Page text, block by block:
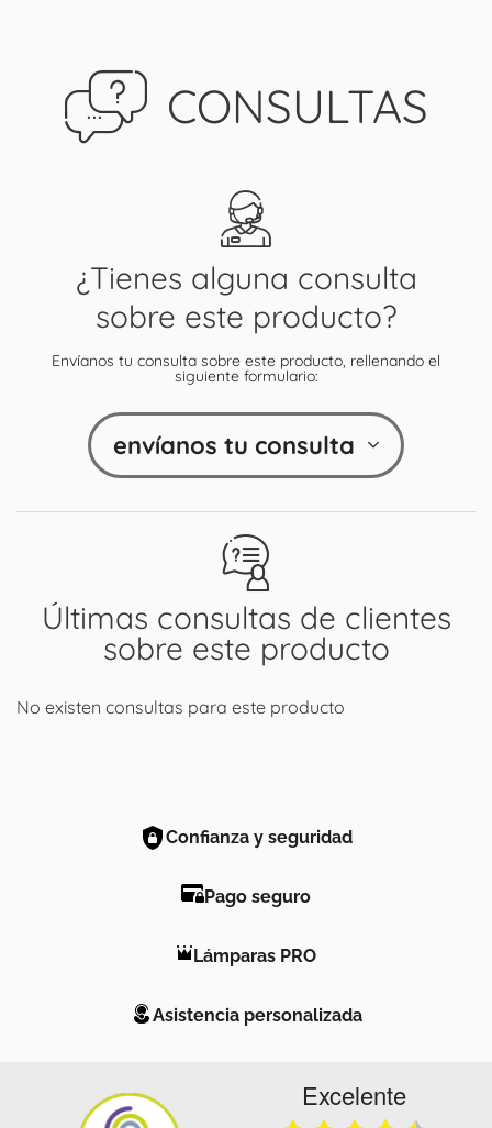
CONSULTAS
Últimas consultas de clientes
sobre este producto
No existen consultas para este producto
¿Tienes alguna consulta
sobre este producto?
Envíanos tu consulta sobre este producto, rellenando el
siguiente formulario:
envíanos tu consulta
Confianza y seguridad
Pago seguro
Lámparas PRO
Asistencia personalizada
Excelente